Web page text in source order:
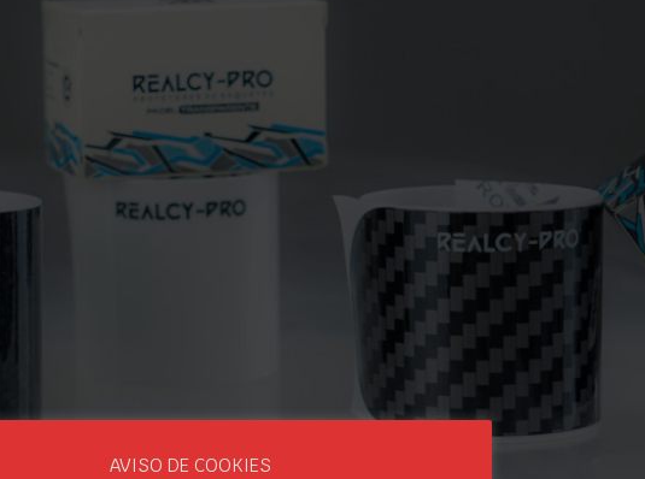
AVISO DE COOKIES